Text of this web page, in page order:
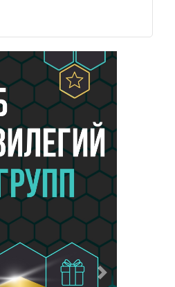
Следующий